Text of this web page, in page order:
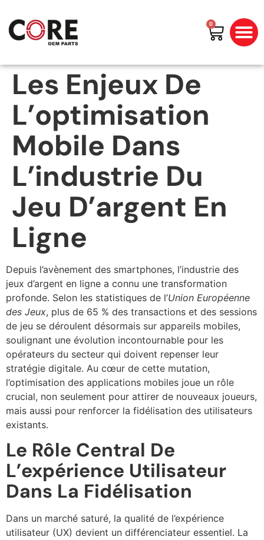
0
Les Enjeux De
L’optimisation
Mobile Dans
L’industrie Du
Jeu D’argent En
Ligne
Depuis l’avènement des smartphones, l’industrie des
jeux d’argent en ligne a connu une transformation
profonde. Selon les statistiques de l’Union Européenne
des Jeux, plus de 65 % des transactions et des sessions
de jeu se déroulent désormais sur appareils mobiles,
soulignant une évolution incontournable pour les
opérateurs du secteur qui doivent repenser leur
stratégie digitale. Au cœur de cette mutation,
l’optimisation des applications mobiles joue un rôle
crucial, non seulement pour attirer de nouveaux joueurs,
mais aussi pour renforcer la fidélisation des utilisateurs
existants.
Le Rôle Central De
L’expérience Utilisateur
Dans La Fidélisation
Dans un marché saturé, la qualité de l’expérience
utilisateur (UX) devient un différenciateur essentiel. La